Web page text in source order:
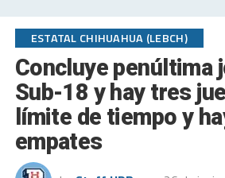
ESTATAL CHIHUAHUA (LEBCH)
Concluye penúltima
Sub-18 y hay tres
límite de tiempo y
empates